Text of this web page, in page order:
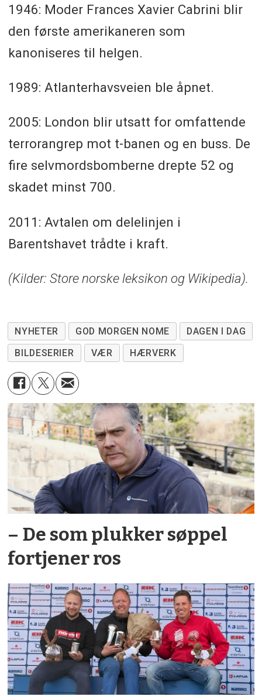
1946: Moder Frances Xavier Cabrini blir
den første amerikaneren som
kanoniseres til helgen.
1989: Atlanterhavsveien ble åpnet.
2005: London blir utsatt for omfattende
terrorangrep mot t-banen og en buss. De
fire selvmordsbomberne drepte 52 og
skadet minst 700.
2011: Avtalen om delelinjen i
Barentshavet trådte i kraft.
(Kilder: Store norske leksikon og Wikipedia).
NYHETER GOD MORGEN NOME
DAGEN I DAG
BILDESERIER
VÆR HÆRVERK
– De som plukker søppel
fortjener ros